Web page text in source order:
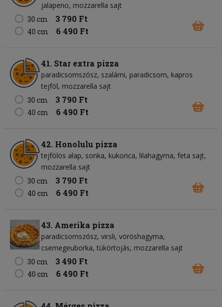
jalapeno mozzarella sajt
30 cm
3 790 Ft
40 cm 6 490 Ft
41. Star extra pizza
paradicsomszósz szalámi paradicsom kapros
tejföl mozzarella sajt
30 cm
3 790 Ft
40 cm 6 490 Ft
42. Honolulu pizza
tejfölös alap sonka kukorica lilahagyma feta sajt
mozzarella sajt
30 cm
3 790 Ft
40 cm 6 490 Ft
43. Amerika pizza
paradicsomszósz virsli vöröshagyma
csemegeuborka tükörtojás mozzarella sajt
30 cm
3 490 Ft
40 cm 6 490 Ft